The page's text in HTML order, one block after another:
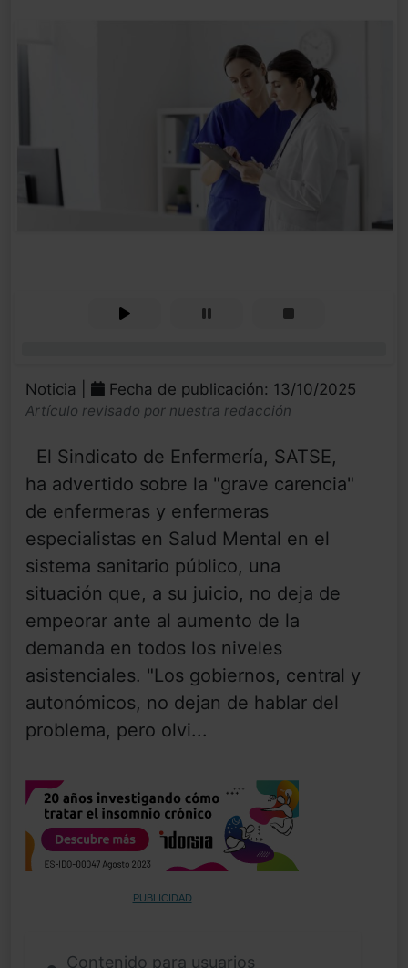
Noticia | Fecha de publicación: 13/10/2025
Artículo revisado por nuestra redacción
El Sindicato de Enfermería, SATSE,
ha advertido sobre la "grave carencia"
de enfermeras y enfermeras
especialistas en Salud Mental en el
sistema sanitario público, una
situación que, a su juicio, no deja de
empeorar ante al aumento de la
demanda en todos los niveles
asistenciales. "Los gobiernos, central y
autonómicos, no dejan de hablar del
problema, pero olvi...
PUBLICIDAD
Contenido para usuarios